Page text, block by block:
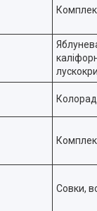
Совки,